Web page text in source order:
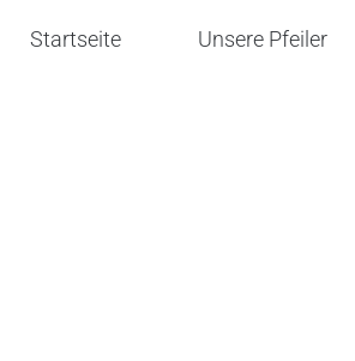
Startseite Unsere Pfeiler